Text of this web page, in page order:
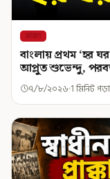
রাজ্য
বাংলায় প্রথম ‘হর
আপ্লুত শুভেন্দু,
৭/৮/২০২৬ 1 মিনিট পড়া